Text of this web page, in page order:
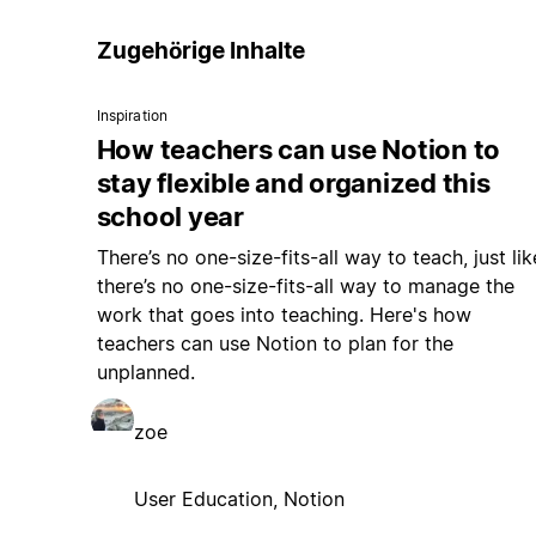
Zugehörige Inhalte
Inspiration
How teachers can use Notion to
stay flexible and organized this
school year
There’s no one-size-fits-all way to teach, just
there’s no one-size-fits-all way to manage the
work that goes into teaching. Here's how
teachers can use Notion to plan for the
unplanned.
zoe
User Education, Notion